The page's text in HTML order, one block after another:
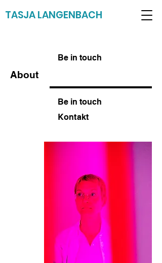
TASJA LANGENBACH
Be in touch
About
Be in touch
Kontakt